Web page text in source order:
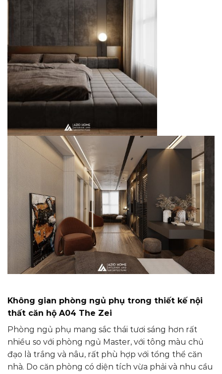
Không gian phòng ngủ phụ trong thiết kế nội
thất căn hộ A04 The Zei
Phòng ngủ phụ mang sắc thái tươi sáng hơn rất
nhiều so với phòng ngủ Master, với tông màu chủ
đạo là trắng và nâu, rất phù hợp với tổng thể căn
nhà. Do căn phòng có diện tích vừa phải và nhu cầu